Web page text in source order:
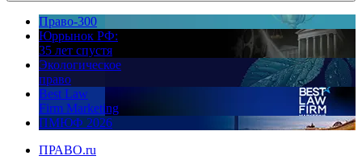
Право-300
Юррынок РФ:
35 лет спустя
Экологическое
право
Best Law
Firm Marketing
ПМЮФ 2026
ПРАВО.ru